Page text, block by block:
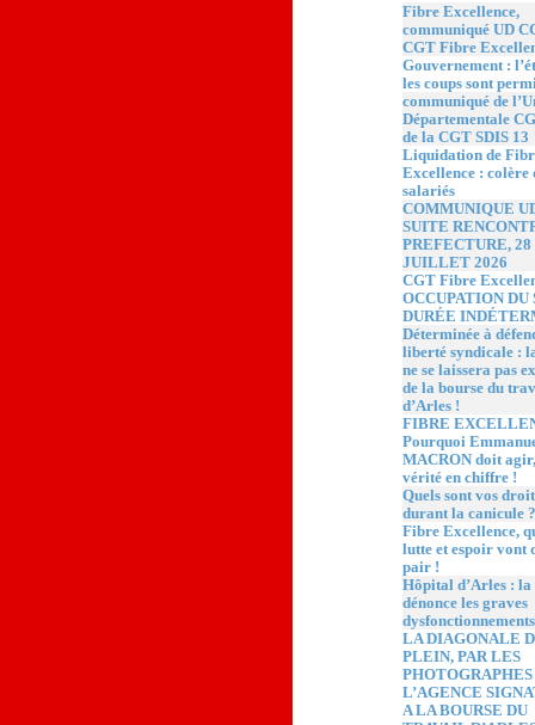
Fibre Excellence,
communiqué UD
CGT Fibre
Gouvernement :
les coups sont
communiqué de
Départementale
de la CGT SDIS 13
Liquidation de
Excellence : colère
salariés
COMMUNIQUE
SUITE
PREFECTURE, 28
JUILLET 2026
CGT Fibre
OCCUPATION DU
DURÉE
Déterminée à
liberté syndicale :
ne se laissera pas
de la bourse du
d’Arles !
FIBRE
Pourquoi
MACRON doit
vérité en chiffre !
Quels sont vos
durant la canicule ?
Fibre Excellence,
lutte et espoir vont
pair !
Hôpital d’Arles : la
dénonce les graves
dysfonctionnements
LA DIAGONALE
PLEIN, PAR LES
PHOTOGRAPHES
L’AGENCE
A LA BOURSE DU